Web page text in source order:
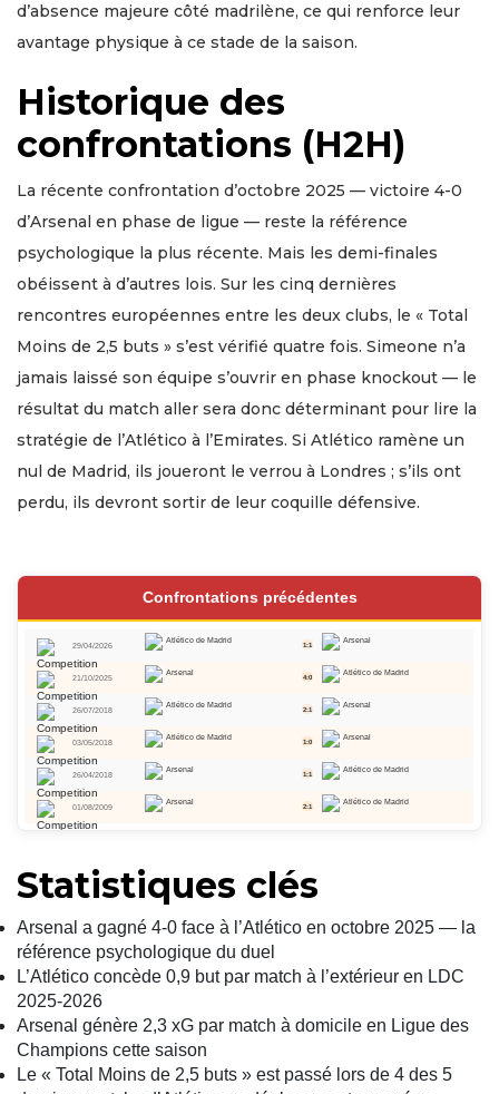
d’absence majeure côté madrilène, ce qui renforce leur
avantage physique à ce stade de la saison.
Historique des
confrontations (H2H)
La récente confrontation d’octobre 2025 — victoire 4-0
d’Arsenal en phase de ligue — reste la référence
psychologique la plus récente. Mais les demi-finales
obéissent à d’autres lois. Sur les cinq dernières
rencontres européennes entre les deux clubs, le « Total
Moins de 2,5 buts » s’est vérifié quatre fois. Simeone n’a
jamais laissé son équipe s’ouvrir en phase knockout — le
résultat du match aller sera donc déterminant pour lire la
stratégie de l’Atlético à l’Emirates. Si Atlético ramène un
nul de Madrid, ils joueront le verrou à Londres ; s’ils ont
perdu, ils devront sortir de leur coquille défensive.
Confrontations précédentes
29/04/2026
Atlético de Madrid 1:1 Arsenal
21/10/2025
Arsenal 4:0 Atlético de Madrid
26/07/2018
Atlético de Madrid 2:1 Arsenal
03/05/2018
Atlético de Madrid 1:0 Arsenal
26/04/2018
Arsenal 1:1 Atlético de Madrid
01/08/2009
Arsenal 2:1 Atlético de Madrid
Statistiques clés
Arsenal a gagné 4-0 face à l’Atlético en octobre 2025 — la
référence psychologique du duel
L’Atlético concède 0,9 but par match à l’extérieur en LDC
2025-2026
Arsenal génère 2,3 xG par match à domicile en Ligue des
Champions cette saison
Le « Total Moins de 2,5 buts » est passé lors de 4 des 5